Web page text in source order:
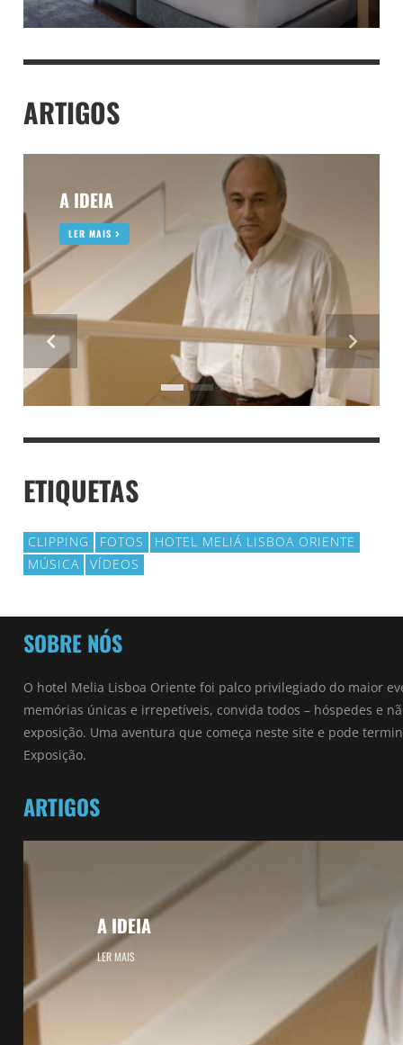
ARTIGOS
A IDEIA
LER MAIS
ETIQUETAS
CLIPPING FOTOS
HOTEL MELIÁ LISBOA ORIENTE
MÚSICA
VÍDEOS
SOBRE NÓS
O hotel Melia Lisboa Oriente foi palco privilegiado do maior
memórias únicas e irrepetíveis, convida todos – hóspedes e
exposição. Uma aventura que começa neste site e pode
Exposição.
ARTIGOS
A IDEIA
LER MAIS